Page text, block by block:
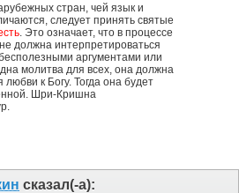
стран, чей язык и
следует принять святые
. Это означает, что в процессе
должна интерпретироваться
аргументами или
молитва для всех, она должна
к Богу. Тогда она будет
Шри-Кришна
сказал(-а):